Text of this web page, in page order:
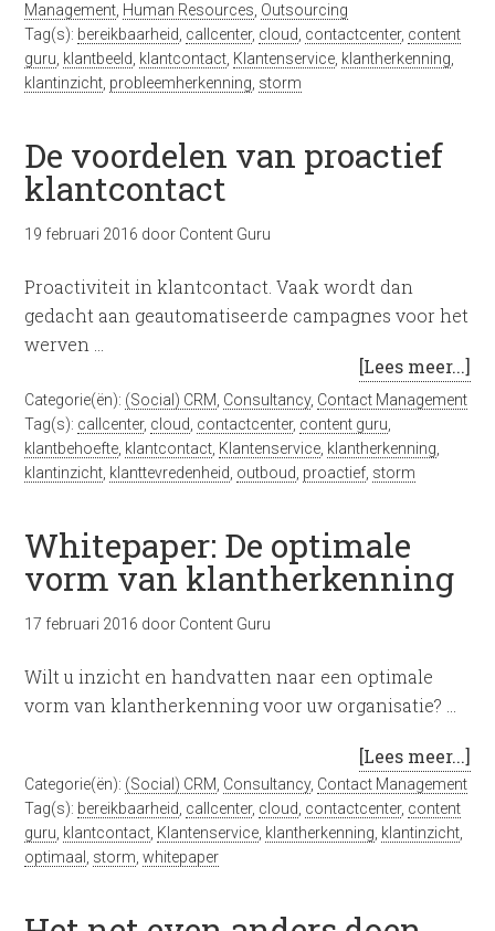
Management Human Resources Outsourcing
Tag(s): bereikbaarheid callcenter, cloud contactcenter, content
guru klantbeeld klantcontact Klantenservice klantherkenning
klantinzicht probleemherkenning storm
De voordelen van proactief
klantcontact
19 februari 2016 door Content Guru
Proactiviteit in klantcontact. Vaak wordt dan
gedacht aan geautomatiseerde campagnes voor het
werven …
[Lees meer...]
Categorie(ën): (Social) CRM Consultancy, Contact Management
Tag(s): callcenter, cloud contactcenter, content guru
klantbehoefte klantcontact Klantenservice klantherkenning
klantinzicht klanttevredenheid outboud proactief storm
Whitepaper: De optimale
vorm van klantherkenning
17 februari 2016 door Content Guru
Wilt u inzicht en handvatten naar een optimale
vorm van klantherkenning voor uw organisatie? …
[Lees meer...]
Categorie(ën): (Social) CRM Consultancy, Contact Management
Tag(s): bereikbaarheid callcenter, cloud contactcenter, content
guru klantcontact Klantenservice klantherkenning klantinzicht
optimaal
storm ,whitepaper